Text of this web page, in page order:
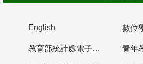
English 數位
教育部統計處電子書櫃